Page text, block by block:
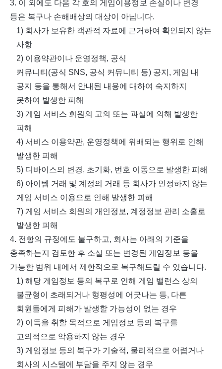
3. 이 외에도 다음 각 호의 게임이용정보 손실이나 변경
등은 복구나 손해배상의 대상이 아닙니다.
1) 회사가 보유한 객관적 자료에 근거하여 확인되지 않는
사항
2) 이용약관이나 운영정책, 공식
커뮤니티 (공식 SNS, 공식 커뮤니티 등) 공지 , 게임 내
공지 등을 통해서 안내된 내용에 대하여 숙지하지
못하여 발생한 피해
3) 게임 서비스 회원의 고의 또는 과실에 의해 발생한
피해
4)서비스 이용약관, 운영정책에 위배되는 행위로 인해
발생한 피해
5) 디바이스의 변경, 초기화, 번호 이동으로 발생한 피해
6) 아이템 거래 및 계정의 거래 등 회사가 인정하지 않는
게임 서비스 이용으로 인해 발생한 피해
7) 게임 서비스 회원의 개인정보 , 계정정보 관리 소홀로
발생한 피해
4. 전항의 규정에도 불구하고, 회사는 아래의 기준을
충족하는지 검토한 후 소실 또는 변경된 게임정보 등을
가능한 범위 내에서 제한적으로 복구해드릴 수 있습니다.
1)해당 게임정보 등의 복구로 인해 게임 밸런스 상의
불균형이 초래되거나 형평성에 어긋나는 등, 다른
회원들에게 피해가 발생할 가능성이 없는 경우
2) 이득을 취할 목적으로 게임정보 등의 복구를
고의적으로 악용하지 않는 경우
3) 게임정보 등의 복구가 기술적, 물리적으로 어렵거나
회사의 시스템에 부담을 주지 않는 경우